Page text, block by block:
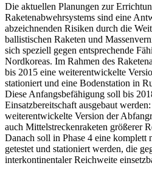
Die aktuellen Planungen zur
Raketenabwehrsystems sind eine
abzeichnenden Risiken durch die
ballistischen Raketen und
sich speziell gegen entsprechende
Nordkoreas. Im Rahmen des
bis 2015 eine weiterentwickelte
stationiert und eine Bodenstation in
Diese Anfangsbefähigung soll bis
Einsatzbereitschaft ausgebaut
weiterentwickelte Version der
auch Mittelstreckenraketen größerer
Danach soll in Phase 4 eine komplett
getestet und stationiert werden, die
interkontinentaler Reichweite